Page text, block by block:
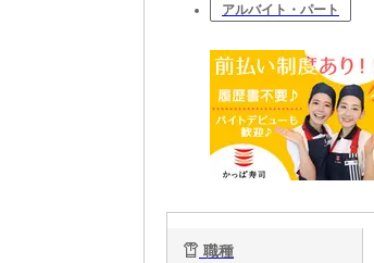
アルバイト・パート
職種